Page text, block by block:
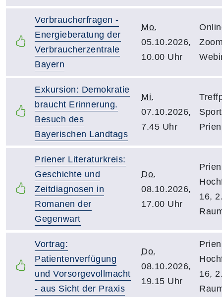
Verbraucherfragen -
Energieberatung der
Verbraucherzentrale
Bayern
Mo.
05.10.2026,
10.00 Uhr
Exkursion: Demokratie
braucht Erinnerung.
Besuch des
Bayerischen Landtags
Mi.
07.10.2026,
7.45 Uhr
Prien
Priener Literaturkreis:
Geschichte und
Zeitdiagnosen in
Romanen der
Gegenwart
Do.
08.10.2026,
17.00 Uhr
16,
Vortrag:
Patientenverfügung
und Vorsorgevollmacht
- aus Sicht der Praxis
Do.
08.10.2026,
19.15 Uhr
16,